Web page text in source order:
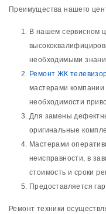
Преимущества нашего
В нашем сервисном
необходимыми
Ремонт ЖК
мастерами компании
необходимости
Для замены
оригинальные
Мастерами
неисправности, в
стоимость и сроки
Предоставляется
Ремонт техники